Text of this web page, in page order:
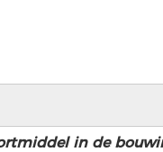
in de